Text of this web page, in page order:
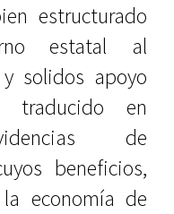
estructurado
estatal al
solidos apoyo
en
de
beneficios,
economía de